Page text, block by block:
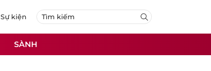
Sự kiện
SÀNH